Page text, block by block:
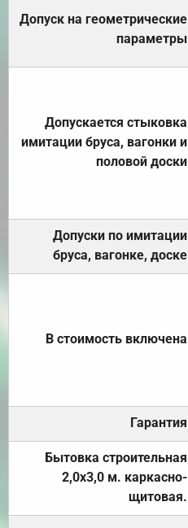
Допуск на геометрические
параметры
Допускается стыковка
имитации бруса, вагонки и
половой доски
Допуски по имитации
бруса, вагонке, доске
В стоимость включена
Гарантия
Бытовка строительная
2,0х3,0 м. каркасно-
щитовая.